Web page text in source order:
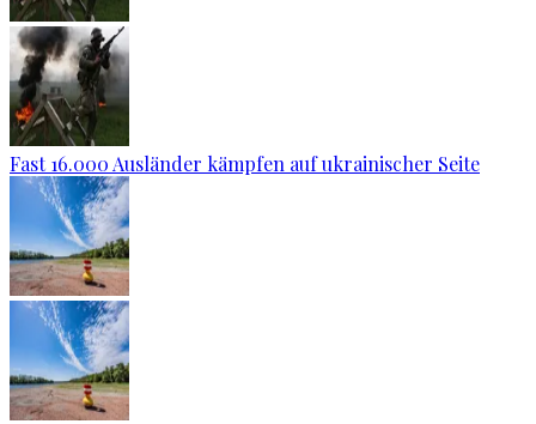
Fast 16.000 Ausländer kämpfen auf ukrainischer Seite